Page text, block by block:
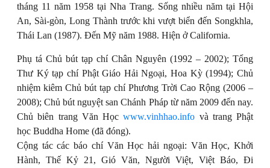
tháng 11 năm 1958 tại Nha Trang. Sống nhiều năm tại Hội
An, Sài-gòn, Long Thành trước khi vượt biển đến Songkhla,
Thái Lan (1987). Đến Mỹ năm 1988. Hiện ở California.
Phụ tá Chủ bút tạp chí Chân Nguyên (1992 – 2002); Tổng
Thư Ký tạp chí Phật Giáo Hải Ngoại, Hoa Kỳ (1994); Chủ
nhiệm kiêm Chủ bút tạp chí Phương Trời Cao Rộng (2006 –
2008); Chủ bút nguyệt san Chánh Pháp từ năm 2009 đến nay.
Chủ biên trang Văn Họcwww.vinhhao.info và trang Phật
học Buddha Home (đã đóng).
Cộng tác các báo chí Văn Học hải ngoại: Văn Học, Khởi
Hành, Thế Kỷ 21, Gió Văn, Người Việt, Việt Báo, Đi